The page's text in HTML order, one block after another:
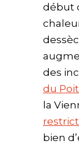
début
des
du
la
bien